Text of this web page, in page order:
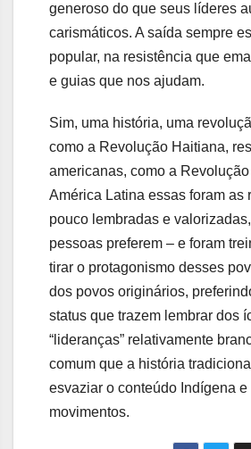
generoso do que seus líderes
carismáticos. A saída sempre
popular, na resistência que
e guias que nos ajudam.
Sim, uma história, uma
como a Revolução Haitiana,
americanas, como a
América Latina essas foram as
pouco lembradas e
pessoas preferem – e foram
tirar o protagonismo desses
dos povos originários,
status que trazem lembrar dos
“lideranças” relativamente
comum que a história
esvaziar o conteúdo Indígena
movimentos.